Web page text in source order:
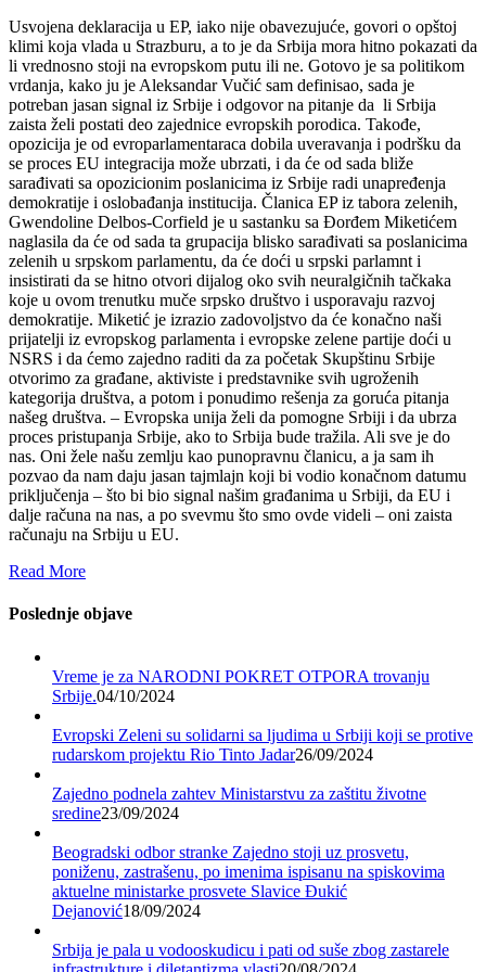
Usvojena deklaracija u EP, iako nije obavezujuće, govori o opštoj
klimi koja vlada u Strazburu, a to je da Srbija mora hitno pokazati da
li vrednosno stoji na evropskom putu ili ne. Gotovo je sa politikom
vrdanja, kako ju je Aleksandar Vučić sam definisao, sada je
potreban jasan signal iz Srbije i odgovor na pitanje da li Srbija
zaista želi postati deo zajednice evropskih porodica. Takođe,
opozicija je od evroparlamentaraca dobila uveravanja i podršku da
se proces EU integracija može ubrzati, i da će od sada bliže
sarađivati sa opozicionim poslanicima iz Srbije radi unapređenja
demokratije i oslobađanja institucija. Članica EP iz tabora zelenih,
Gwendoline Delbos-Corfield je u sastanku sa Đorđem Miketićem
naglasila da će od sada ta grupacija blisko sarađivati sa poslanicima
zelenih u srpskom parlamentu, da će doći u srpski parlamnt i
insistirati da se hitno otvori dijalog oko svih neuralgičnih tačkaka
koje u ovom trenutku muče srpsko društvo i usporavaju razvoj
demokratije. Miketić je izrazio zadovoljstvo da će konačno naši
prijatelji iz evropskog parlamenta i evropske zelene partije doći u
NSRS i da ćemo zajedno raditi da za početak Skupštinu Srbije
otvorimo za građane, aktiviste i predstavnike svih ugroženih
kategorija društva, a potom i ponudimo rešenja za goruća pitanja
našeg društva. – Evropska unija želi da pomogne Srbiji i da ubrza
proces pristupanja Srbije, ako to Srbija bude tražila. Ali sve je do
nas. Oni žele našu zemlju kao punopravnu članicu, a ja sam ih
pozvao da nam daju jasan tajmlajn koji bi vodio konačnom datumu
priključenja – što bi bio signal našim građanima u Srbiji, da EU i
dalje računa na nas, a po svevmu što smo ovde videli – oni zaista
računaju na Srbiju u EU.
Read More
Poslednje objave
Vreme je za NARODNI POKRET OTPORA trovanju
Srbije.04/10/2024
Evropski Zeleni su solidarni sa ljudima u Srbiji koji se protive
rudarskom projektu Rio Tinto Jadar26/09/2024
Zajedno podnela zahtev Ministarstvu za zaštitu životne
sredine23/09/2024
Beogradski odbor stranke Zajedno stoji uz prosvetu,
poniženu, zastrašenu, po imenima ispisanu na spiskovima
aktuelne ministarke prosvete Slavice Đukić
Dejanović18/09/2024
Srbija je pala u vodooskudicu i pati od suše zbog zastarele